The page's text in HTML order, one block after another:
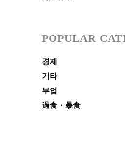
POPULAR
경제
기타
부업
過食・暴食